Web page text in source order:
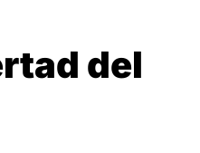
del